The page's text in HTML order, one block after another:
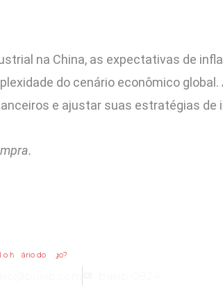
na China, as expectativas de
do cenário econômico
e ajustar suas estratégias
o horário do jogo?